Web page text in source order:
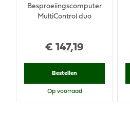
€ 147,19
Besproeiingscomputer
MultiControl duo
Bestellen
Op voorraad